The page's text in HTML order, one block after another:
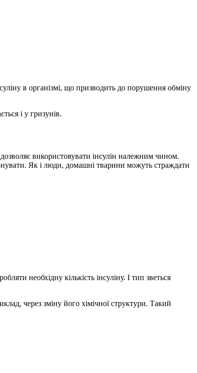
в організмі, що призводить до порушення обміну
і у гризунів.
використовувати інсулін належним чином.
Як і люди, домашні тварини можуть страждати
необхідну кількість інсуліну. I тип зветься
через зміну його хімічної структури. Такий